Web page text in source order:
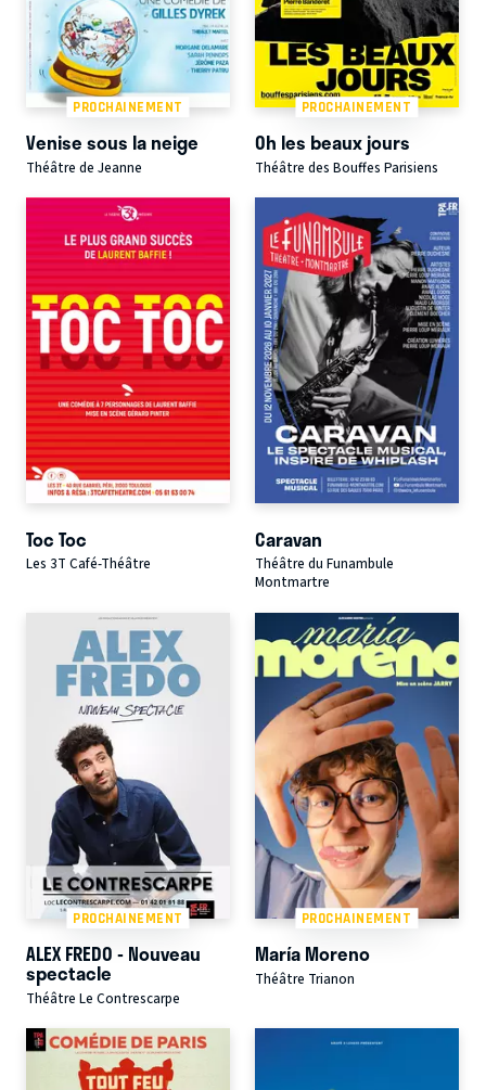
PROCHAINEMENT
Venise sous la neige
Théâtre de Jeanne
PROCHAINEMENT
Oh les beaux jours
Théâtre des Bouffes Parisiens
Toc Toc
Les 3T Café-Théâtre
Caravan
Théâtre du Funambule
Montmartre
PROCHAINEMENT
ALEX FREDO - Nouveau
spectacle
Théâtre Le Contrescarpe
PROCHAINEMENT
María Moreno
Théâtre Trianon